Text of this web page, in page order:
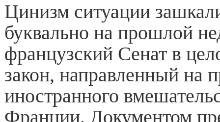
Цинизм ситуации
буквально на прошлой
французский Сенат в
закон, направленный на
иностранного
Франции. Документом